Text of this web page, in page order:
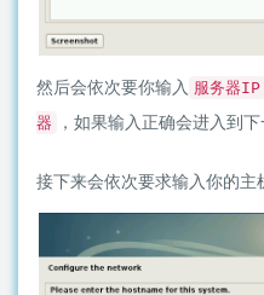
然后会依次要你输入 服务器IP
器
，如果输入正确会进入到下
接下来会依次要求输入你的主